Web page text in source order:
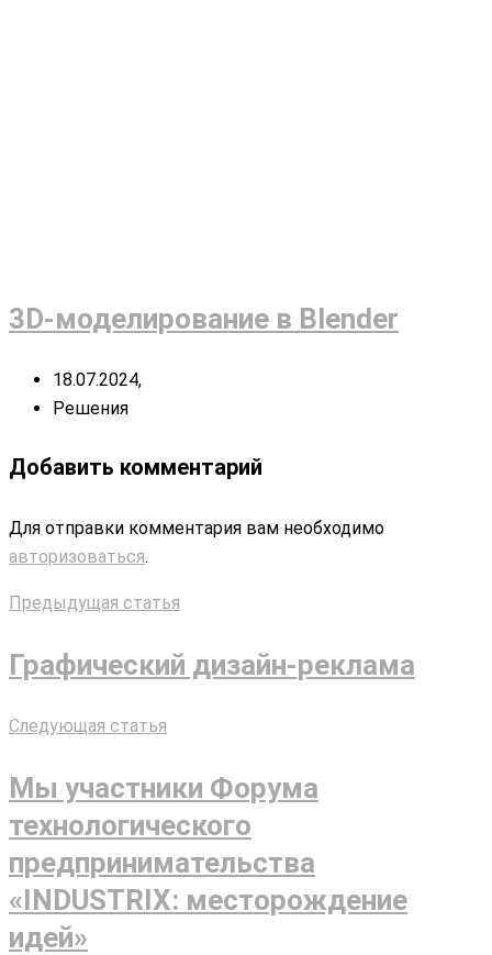
3D-моделирование в Blender
18.07.2024,
Решения
Добавить комментарий
Для отправки комментария вам необходимо
авторизоваться.
Предыдущая статья
Графический дизайн-реклама
Следующая статья
Мы участники Форума
технологического
предпринимательства
«INDUSTRIX: месторождение
идей»